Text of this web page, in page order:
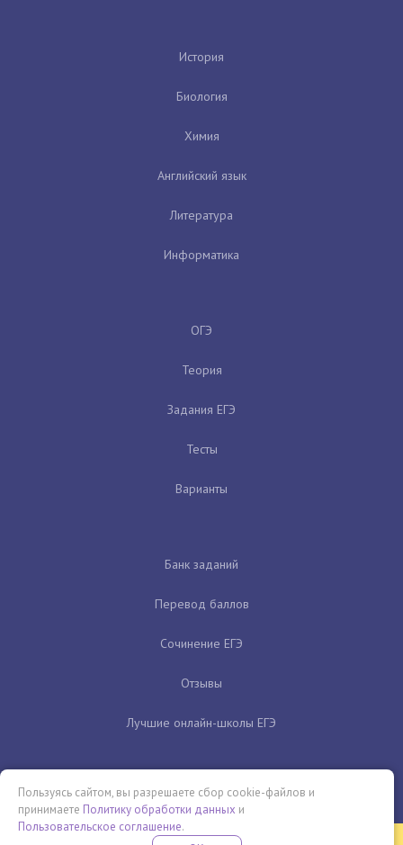
История
Биология
Химия
Английский язык
Литература
Информатика
ОГЭ
Теория
Задания ЕГЭ
Тесты
Варианты
Банк заданий
Перевод баллов
Сочинение ЕГЭ
Отзывы
Лучшие онлайн-школы ЕГЭ
Пользуясь сайтом, вы разрешаете сбор cookie-файлов и
принимаете Политику обработки данных и
Пользовательское соглашение.